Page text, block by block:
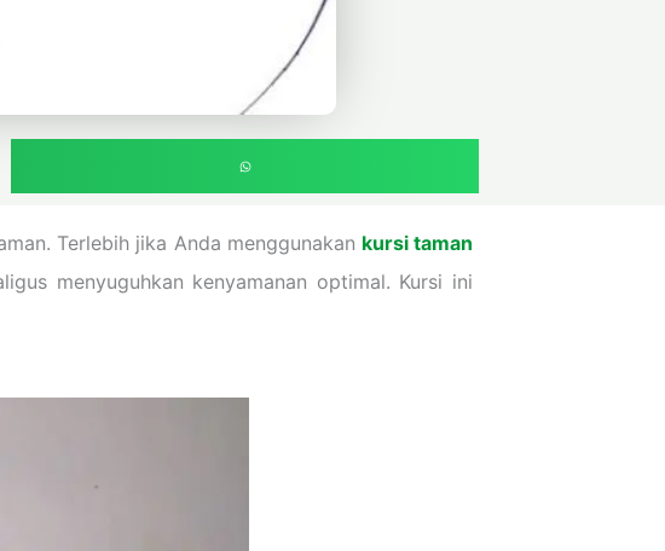
Terlebih jika Anda menggunakan kursi taman
menyuguhkan kenyamanan optimal. Kursi ini